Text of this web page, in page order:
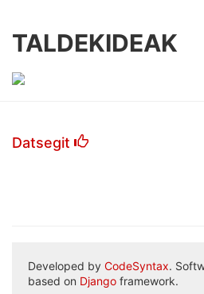
TALDEKIDEAK
Datsegit
Developed by CodeSyntax.
based on Django framework.